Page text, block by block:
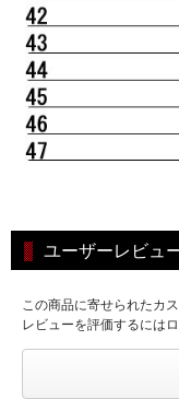
ユーザーレビュ
この商品に寄せられたカ
レビューを評価するには